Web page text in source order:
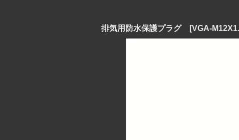
排気用防水保護プラグ [VGA-